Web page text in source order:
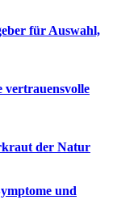
für Auswahl,
vertrauensvolle
der Natur
und